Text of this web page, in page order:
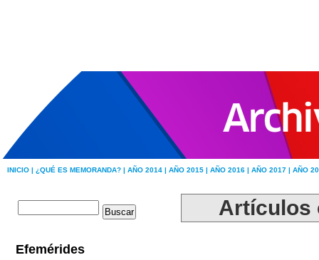
INICIO | ¿QUÉ ES MEMORANDA? | AÑO 2014 | AÑO 2015 | AÑO 2016 | AÑO 2017 | AÑO
Artículos
Efemérides